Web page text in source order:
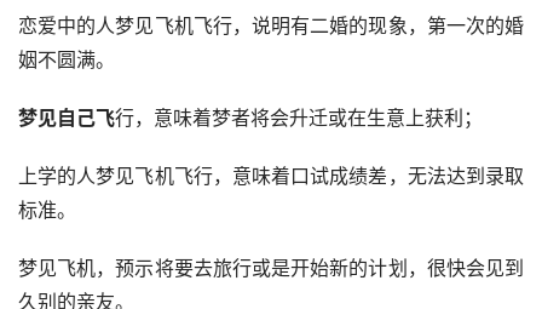
恋爱中的人梦见飞机飞行，说明有二婚的现象，第一次的婚
姻不圆满。
梦见自己飞行，意味着梦者将会升迁或在生意上获利；
上学的人梦见飞机飞行，意味着口试成绩差，无法达到录取
标准。
梦见飞机，预示将要去旅行或是开始新的计划，很快会见到
久别的亲友。